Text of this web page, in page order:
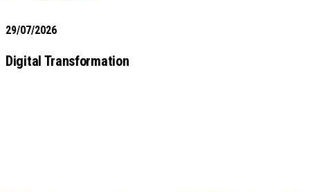
29/07/2026
Digital Transformation